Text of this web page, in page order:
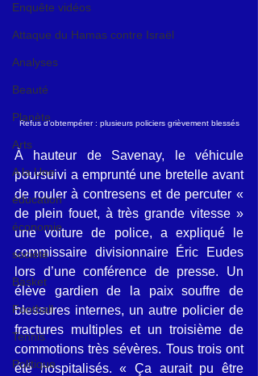
Enquête vidéos
Attaque du Hamas contre Israël
Analyses
Beauté
Planète
Arts
A la Une
éducation
économie
société
Basket
Football
Tennis
Politique
Refus d’obtempérer : plusieurs policiers grièvement blessés
À hauteur de Savenay, le véhicule
poursuivi a emprunté une bretelle avant
de rouler à contresens et de percuter «
de plein fouet, à très grande vitesse »
une voiture de police, a expliqué le
commissaire divisionnaire Éric Eudes
lors d’une conférence de presse. Un
élève gardien de la paix souffre de
blessures internes, un autre policier de
fractures multiples et un troisième de
commotions très sévères. Tous trois ont
été hospitalisés. « Ça aurait pu être